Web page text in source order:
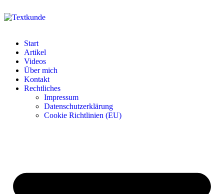
Start
Artikel
Videos
Über mich
Kontakt
Rechtliches
Impressum
Datenschutzerklärung
Cookie Richtlinien (EU)